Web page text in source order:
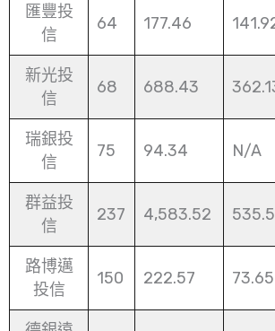
匯豐投
信
64 177.46
新光投
信
68 688.43
瑞銀投
信
75 94.34 N/A
群益投
信
237 4,583.52
路博邁
投信
150 222.57 73.65